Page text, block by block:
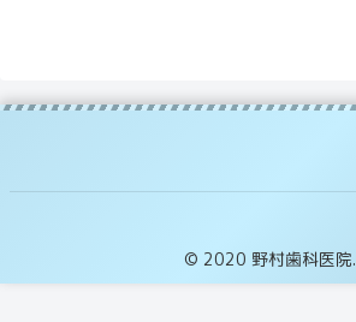
© 2020 野村歯科医院.